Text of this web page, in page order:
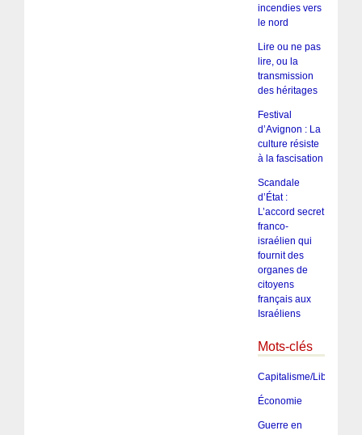
incendies vers
le nord
Lire ou ne pas
lire, ou la
transmission
des héritages
Festival
d’Avignon : La
culture résiste
à la fascisation
Scandale
d’État :
L’accord secret
franco-
israélien qui
fournit des
organes de
citoyens
français aux
Israéliens
Mots-clés
Capitalisme/
Économie
Guerre en